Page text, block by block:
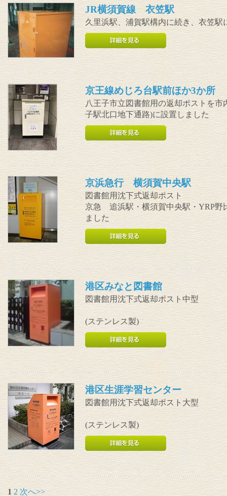
JR横須賀線 衣笠駅
久里浜駅、浦賀駅構内に続き、衣笠
京王線めじろ台駅前ほか3か所
八王子市立図書館用の返却ポストを
子駅北口地下通路)に設置しました
京浜急行 横須賀中央駅
図書館用沈下式返却ポスト
京急 追浜駅・横須賀中央駅・YRP野
ました
港区みなと図書館
図書館用沈下式返却ポスト中型
(ステンレス製)
港区生涯学習センター
図書館用沈下式返却ポスト大型
(ステンレス製)
1 2 次へ>>